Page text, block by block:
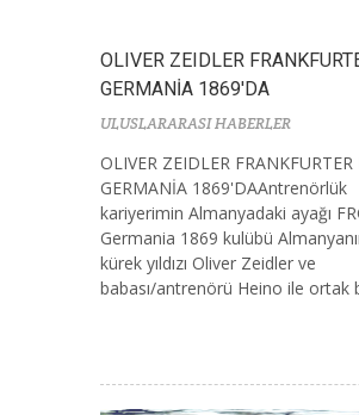
OLIVER ZEIDLER
GERMANİA 1869'DA
ULUSLARARASI HABERLER
OLIVER ZEIDLER FRANKFURTER
GERMANİA 1869'DAAntrenörlük
kariyerimin Almanyadaki ayağı
Germania 1869 kulübü
kürek yıldızı Oliver Zeidler ve
babası/antrenörü Heino ile ortak